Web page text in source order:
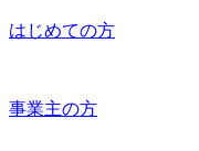
はじめての方
事業主の方